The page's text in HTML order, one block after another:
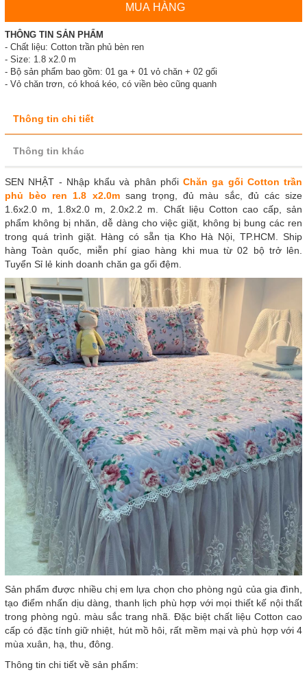
MUA HÀNG
THÔNG TIN SẢN PHẨM
- Chất liệu: Cotton trần phủ bèn ren
- Size: 1.8 x2.0 m
- Bộ sản phẩm bao gồm: 01 ga + 01 vỏ chăn + 02 gối
- Vỏ chăn trơn, có khoá kéo, có viền bèo cũng quanh
Thông tin chi tiết
Thông tin khác
SEN NHẬT - Nhập khẩu và phân phối Chăn ga gối Cotton trần
phủ bèo ren 1.8 x2.0msang trọng, đủ màu sắc, đủ các size
1.6x2.0 m, 1.8x2.0 m, 2.0x2.2 m. Chất liệu Cotton cao cấp, sản
phẩm không bị nhăn, dễ dàng cho việc giặt, không bị bung các ren
trong quá trình giặt. Hàng có sẵn tịa Kho Hà Nội, TP.HCM. Ship
hàng Toàn quốc, miễn phí giao hàng khi mua từ 02 bộ trở lên.
Tuyển Sỉ lẻ kinh doanh chăn ga gối đệm.
Sản phẩm được nhiều chị em lựa chọn cho phòng ngủ của gia đình,
tạo điểm nhấn dịu dàng, thanh lịch phù hợp với mọi thiết kế nội thất
trong phòng ngủ. màu sắc trang nhã. Đặc biệt chất liệu Cotton cao
cấp có đặc tính giữ nhiệt, hút mồ hôi, rất mềm mại và phù hợp với 4
mùa xuân, hạ, thu, đông.
Thông tin chi tiết về sản phẩm: